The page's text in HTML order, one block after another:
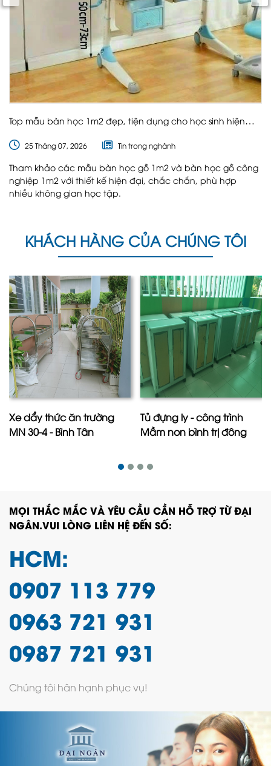
Top mẫu bàn học 1m2 đẹp, tiện dụng cho học sinh hiện
25 Tháng 07, 2026 Tin trong nghành
Tham khảo các mẫu bàn học gỗ 1m2 và bàn học gỗ công
nghiệp 1m2 với thiết kế hiện đại, chắc chắn, phù hợp
nhiều không gian học tập.
KHÁCH HÀNG CỦA CHÚNG TÔI
Xe dẩy thức ăn trường
MN 30-4 - Bình Tân
Tủ đựng ly - công trình
Mầm non bình trị đông
MỌI THẮC MẮC VÀ YÊU CẦU CẦN HỖ TRỢ TỪ ĐẠI
NGÂN.VUI LÒNG LIÊN HỆ ĐẾN SỐ:
HCM:
0907 113 779
0963 721 931
0987 721 931
Chúng tôi hân hạnh phục vụ!